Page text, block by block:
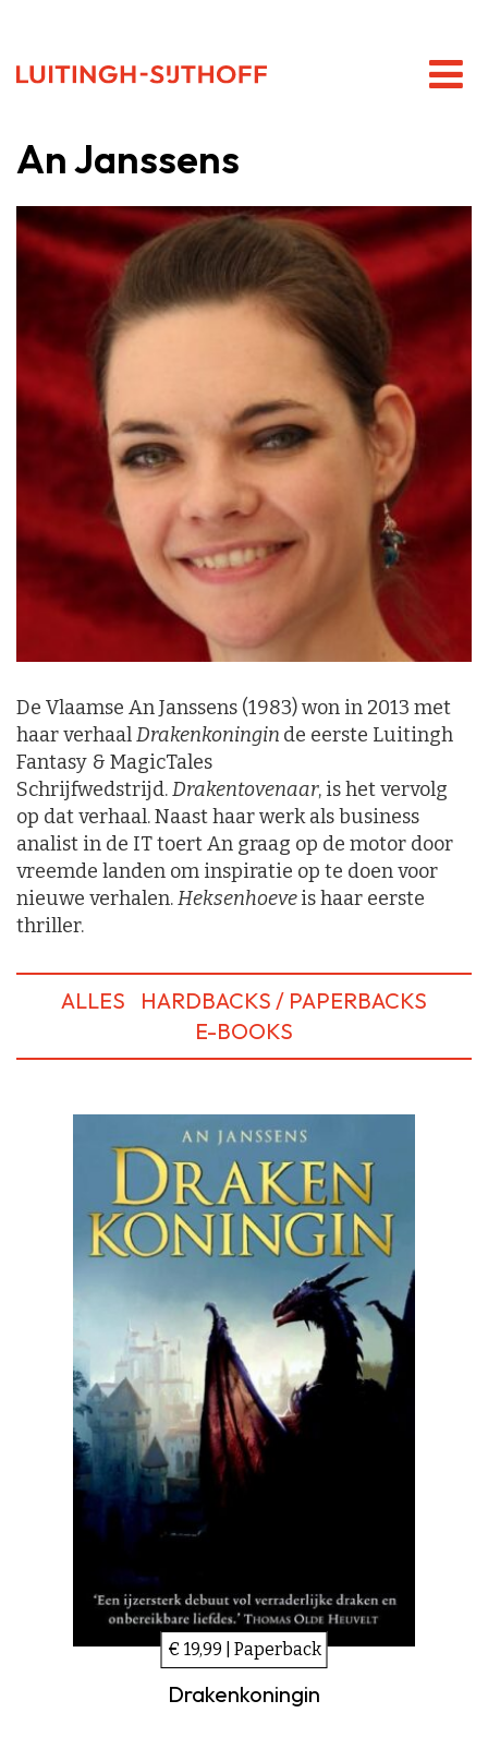
An Janssens
De Vlaamse An Janssens (1983) won in 2013 met
haar verhaalDrakenkoningin de eerste Luitingh
Fantasy & MagicTales
Schrijfwedstrijd.Drakentovenaar, is het vervolg
op dat verhaal. Naast haar werk als business
analist in de IT toert An graag op de motor door
vreemde landen om inspiratie op te doen voor
nieuwe verhalen.Heksenhoeveis haar eerste
thriller.
ALLES
HARDBACKS / PAPERBACKS
E-BOOKS
€ 19,99 | Paperback
Drakenkoningin